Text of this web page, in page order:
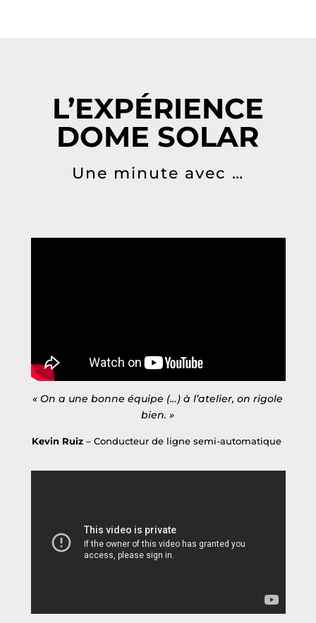
L’EXPÉRIENCE
DOME SOLAR
Une minute avec …
« On a une bonne équipe (…) à l’atelier, on rigole
bien. »
Kevin Ruiz – Conducteur de ligne semi-automatique